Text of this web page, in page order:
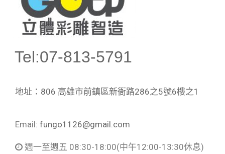
Tel:07-813-5791
地址：806 高雄市前鎮區新衙路286之5號6樓之1
Email: fungo1126@gmail.com
週一至週五 08:30-18:00(中午12:00-13:30休息)